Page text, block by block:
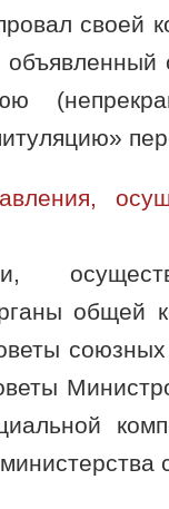
своей
общей
союзных